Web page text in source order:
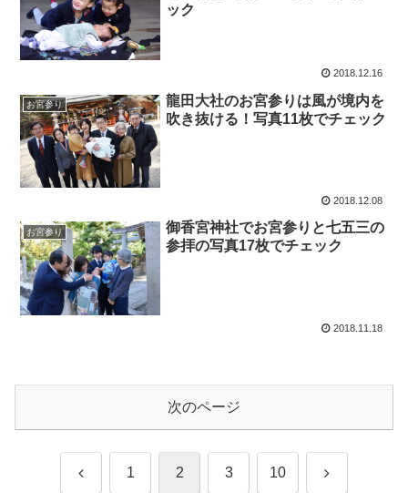
ック
2018.12.16
お宮参り
龍田大社のお宮参りは風が境内を
吹き抜ける！写真11枚でチェック
2018.12.08
お宮参り
御香宮神社でお宮参りと七五三の
参拝の写真17枚でチェック
2018.11.18
次のページ
前 1 2 3 10 次